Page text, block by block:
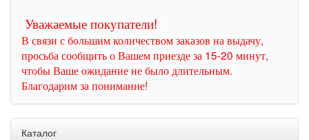
Уважаемые покупатели!
В связи с большим количеством заказов на выдачу,
просьба сообщить о Вашем приезде за 15-20 минут,
чтобы Ваше ожидание не было длительным.
Благодарим за понимание!
Каталог